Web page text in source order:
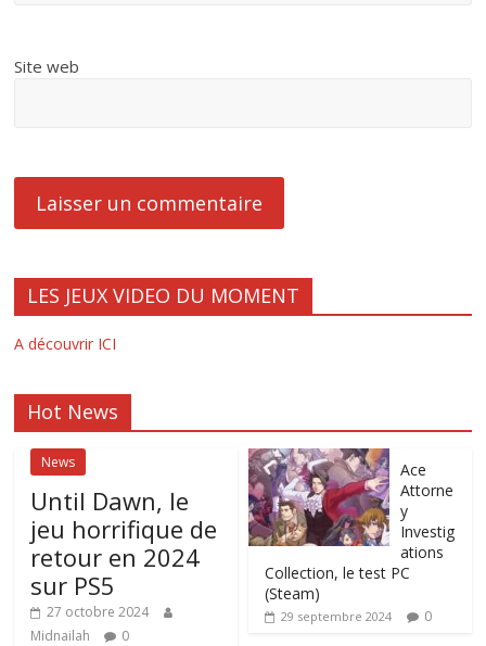
Site web
LES JEUX VIDEO DU MOMENT
A découvrir ICI
Hot News
News
Until Dawn, le
jeu horrifique de
retour en 2024
sur PS5
27 octobre 2024
Midnailah
0
Ace
Attorne
y
Investig
ations
Collection, le test PC
(Steam)
29 septembre 2024 0